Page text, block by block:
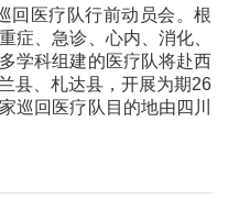
回医疗队行前动员会。根
症、急诊、心内、消化、
学科组建的医疗队将赴西
县、札达县，开展为期26
巡回医疗队目的地由四川